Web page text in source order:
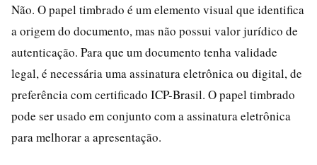
Não. O papel timbrado é um elemento visual que identifica
a origem do documento, mas não possui valor jurídico de
autenticação. Para que um documento tenha validade
legal, é necessária uma assinatura eletrônica ou digital, de
preferência com certificado ICP-Brasil. O papel timbrado
pode ser usado em conjunto com a assinatura eletrônica
para melhorar a apresentação.